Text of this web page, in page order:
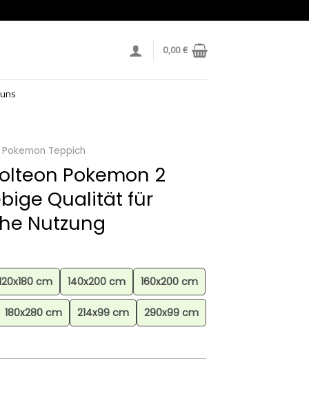
0,00€
Pokemon Teppich
Pokemon 2
Qualität für
Nutzung
cm 140x200 cm 160x200 cm
180x280 cm 214x99 cm 290x99 cm